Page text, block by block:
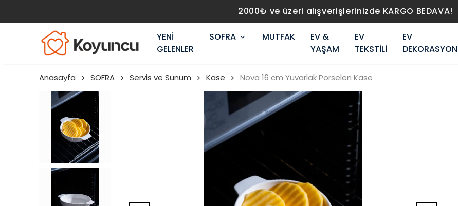
2000₺ ve üzeri alışverişlerinizde KARGO BEDAVA!
YENİ
GELENLER
SOFRA MUTFAK
EV &
YAŞAM
EV
TEKSTİLİ
EV
DEKORASYON
Anasayfa SOFRA Servis ve Sunum Kase Nova 16 cm Yuvarlak Porselen Kase